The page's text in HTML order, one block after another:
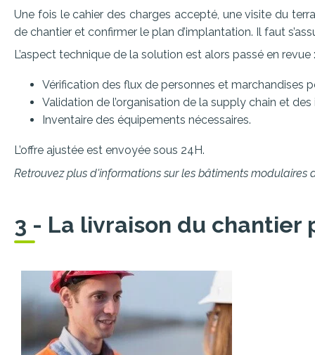
Une fois le cahier des charges accepté, une visite du
de chantier et confirmer le plan d’implantation. Il faut
L’aspect technique de la solution est alors passé en revue :
Vérification des flux de personnes et marchandises
Validation de l’organisation de la supply chain et
Inventaire des équipements nécessaires.
L’offre ajustée est envoyée sous 24H.
Retrouvez plus d'informations sur les bâtiments modulaires
3 - La livraison du chantier